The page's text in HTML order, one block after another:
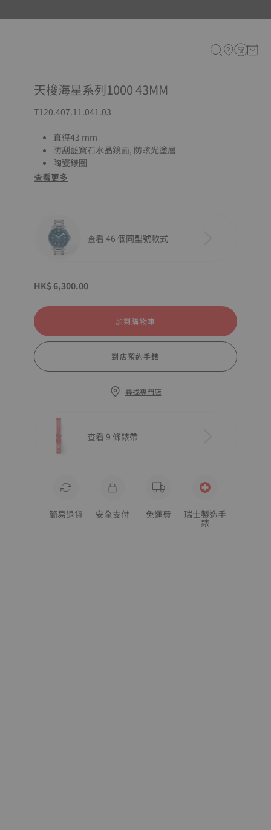
天梭海星系列1000 43MM
T120.407.11.041.03
直徑43 mm
防刮藍寶石水晶鏡面, 防眩光塗層
陶瓷錶圈
查看更多
查看 46 個同型號款式
HK$ 6,300.00
加到購物車
到店預約手錶
尋找專門店
查看 9 條錶帶
簡易退貨 安全支付 免運費 瑞士製造手
錶